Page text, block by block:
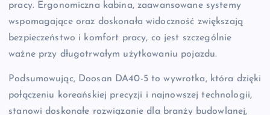
pracy. Ergonomiczna kabina, zaawansowane systemy
wspomagające oraz doskonała widoczność zwiększają
bezpieczeństwo i komfort pracy, co jest szczególnie
ważne przy długotrwałym użytkowaniu pojazdu.
Podsumowując, Doosan DA40-5 to wywrotka, która dzięki
połączeniu koreańskiej precyzji i najnowszej technologii,
stanowi doskonałe rozwiązanie dla branży budowlanej,